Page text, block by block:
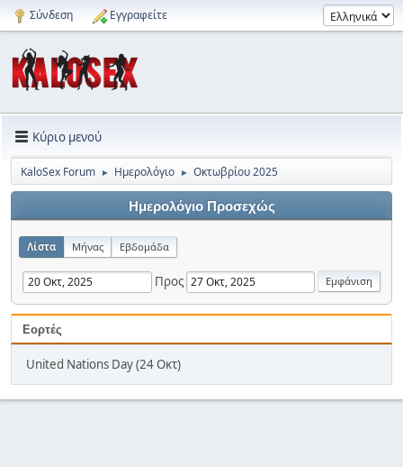
Σύνδεση Εγγραφείτε
Κύριο μενού
KaloSex Forum ► Ημερολόγιο ► Οκτωβρίου 2025
Ημερολόγιο Προσεχώς
Λίστα Μήνας Εβδομάδα
Προς
Εορτές
United Nations Day (24 Οκτ)